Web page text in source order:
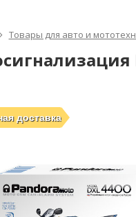
Товары для авто и
доставка